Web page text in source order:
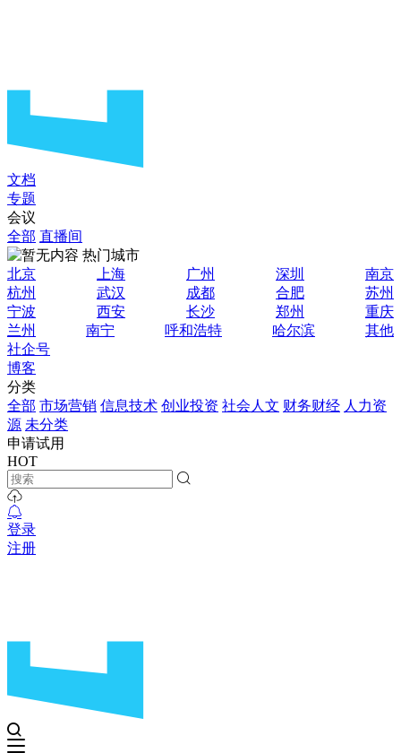
文档
专题
会议
全部 直播间
热门城市
北京
上海 广州 深圳
南京
杭州
武汉 成都 合肥
苏州
宁波
西安 长沙 郑州
重庆
兰州
南宁 呼和浩特 哈尔滨
其他
社企号
博客
分类
全部 市场营销 信息技术 创业投资 社会人文 财务财经 人力资
源 未分类
申请试用
HOT
登录
注册